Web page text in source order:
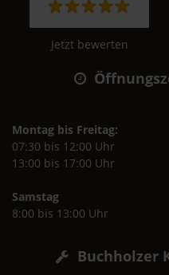
Jetzt bewerten
Montag bis Freitag:
07:30 bis 12:00 Uhr
13:00 bis 17:00 Uhr
Samstag
8:00 bis 13:00 Uhr
Buchholzer